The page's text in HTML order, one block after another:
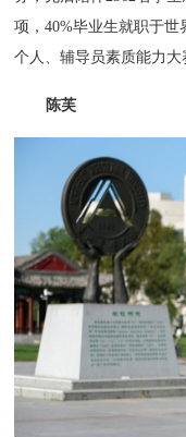
项，40%毕业生就职于
个人、辅导员素质能力大
陈芙